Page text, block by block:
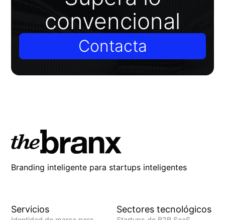
convencional
Contacta
Branding inteligente para startups inteligentes
Servicios Sectores tecnológicos